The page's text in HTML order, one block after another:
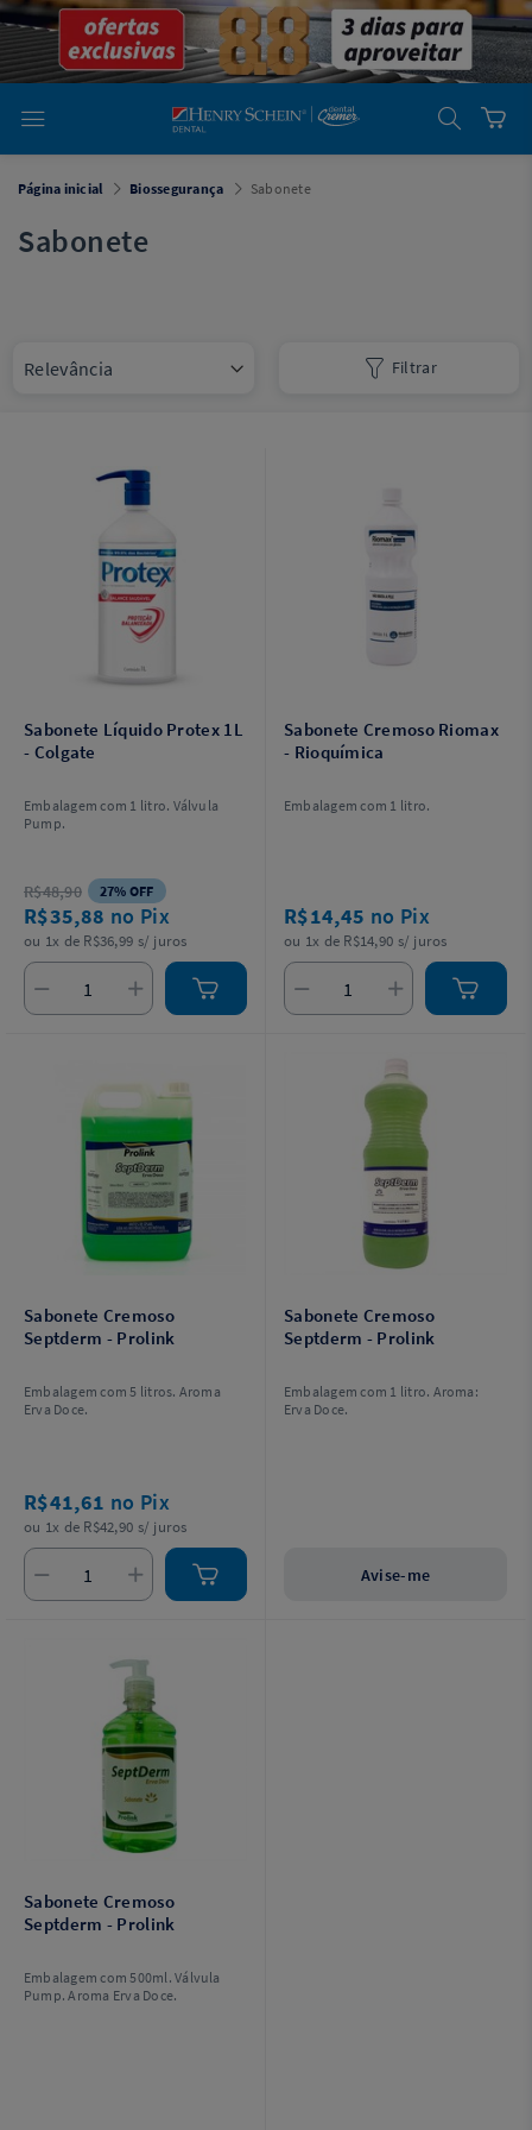
emDental
Cremer -
Henry Schein
Laboratório
Laboratório
emDental
Henry Schein
Você está
Dental
Software
Odontológico
Página inicial Biossegurança Sabonete
Sabonete
Sabonete Líquido Protex 1L
- Colgate
Embalagem com 1 litro. Válvula
Pump.
R$48,90 27% OFF
R$35,88 no Pix
ou 1x de R$36,99 s/ juros
Sabonete Cremoso Riomax
- Rioquímica
Embalagem com 1 litro.
R$14,45 no Pix
ou 1x de R$14,90 s/ juros
Sabonete Cremoso
Septderm - Prolink
Embalagem com 5 litros. Aroma
Erva Doce.
R$41,61 no Pix
ou 1x de R$42,90 s/ juros
Sabonete Cremoso
Septderm - Prolink
Embalagem com 1 litro. Aroma:
Erva Doce.
Avise-me
Sabonete Cremoso
Septderm - Prolink
Embalagem com 500ml. Válvula
Pump. Aroma Erva Doce.
Filtrar